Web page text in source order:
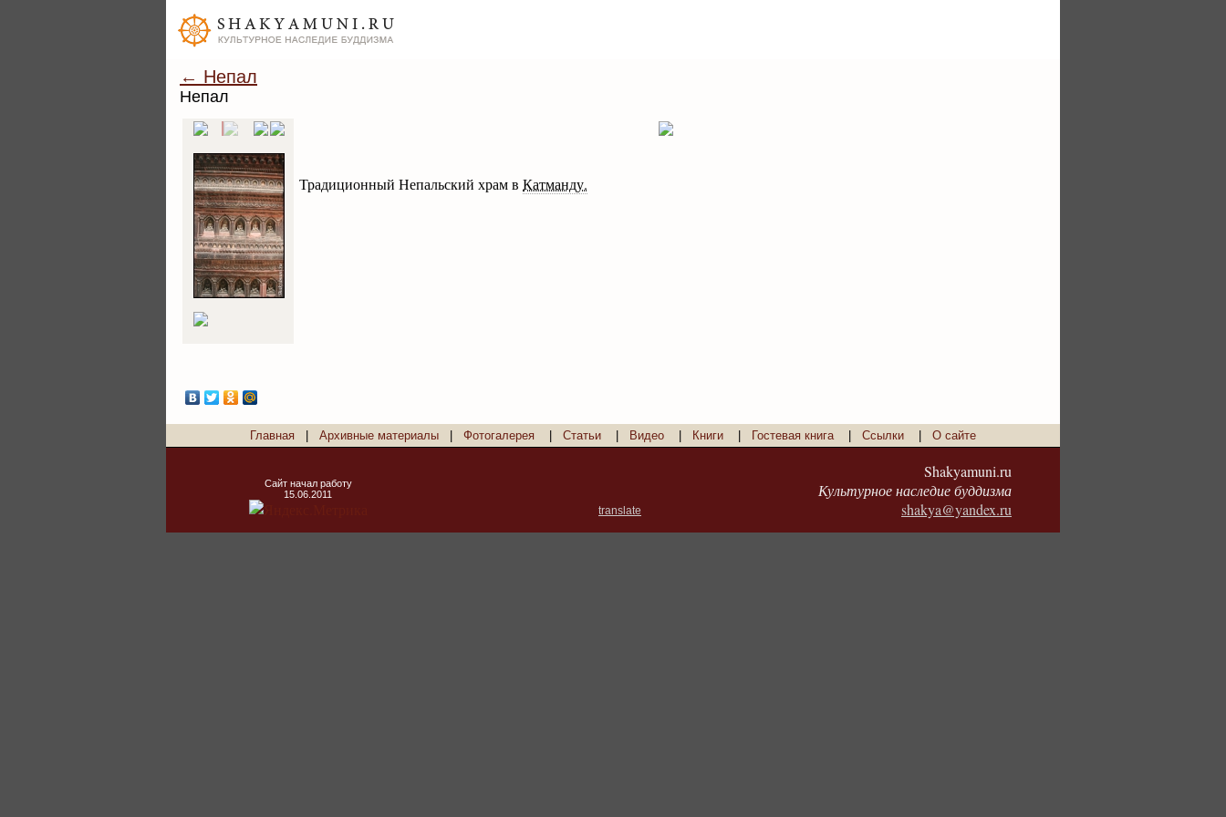
← Непал
Непал
Традиционный Непальский храм в Катманду.
Главная Архивные материалы Фотогалерея Статьи Видео Книги Гостевая книга| Ссылки О сайте
Сайт начал работу
15.06.2011
translate
Shakyamuni.ru
Культурное наследие буддизма
shakya@yandex.ru